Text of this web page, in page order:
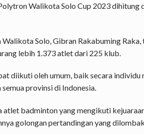
Walikota Solo Cup 2023 dihitung
Solo, Gibran Rakabuming Raka,
lebih 1.373 atlet dari 225 klub.
diikuti oleh umum, baik secara individu
provinsi di Indonesia.
atlet badminton yang mengikuti
golongan pertandingan yang